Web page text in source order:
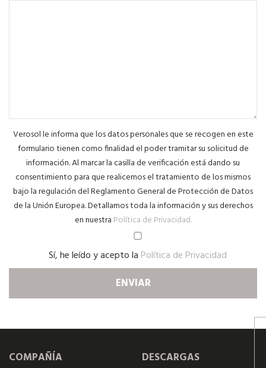
Verosol le informa que los datos personales que se recogen en este
formulario tienen como finalidad el poder tramitar su solicitud de
información. Al marcar la casilla de verificación está dando su
consentimiento para que realicemos el tratamiento de los mismos
bajo la regulación del Reglamento General de Protección de Datos
de la Unión Europea. Detallamos toda la información y sus derechos
en nuestra Política de Privacidad.
Sí, he leído y acepto la Política de Privacidad
COMPAÑÍA DESCARGAS